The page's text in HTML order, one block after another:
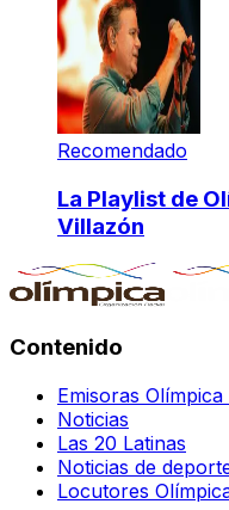
Recomendado
La Playlist de
Villazón
Contenido
Emisoras
Noticias
Las 20 Latinas
Noticias de
Locutores